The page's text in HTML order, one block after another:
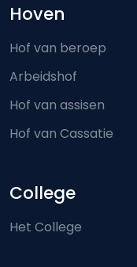
Hoven
Hof van beroep
Arbeidshof
Hof van assisen
Hof van Cassatie
College
Het College